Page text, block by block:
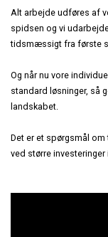
Alt arbejde udføres af
spidsen og vi
tidsmæssigt fra første
Og når nu vore
standard løsninger, så
landskabet.
Det er et spørgsmål
ved større